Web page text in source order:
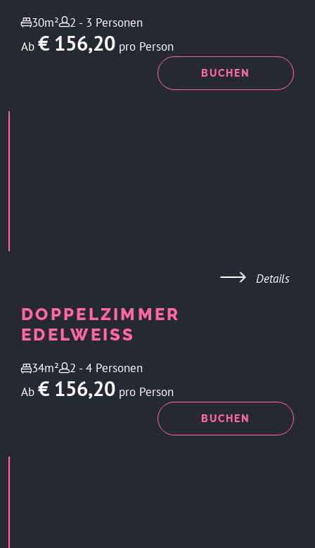
30m²
2 - 3 Personen
Ab € 156,20 pro Person
BUCHEN
DOPPELZIMMER
EDELWEISS
34m²
2 - 4 Personen
Ab € 156,20 pro Person
BUCHEN
Details